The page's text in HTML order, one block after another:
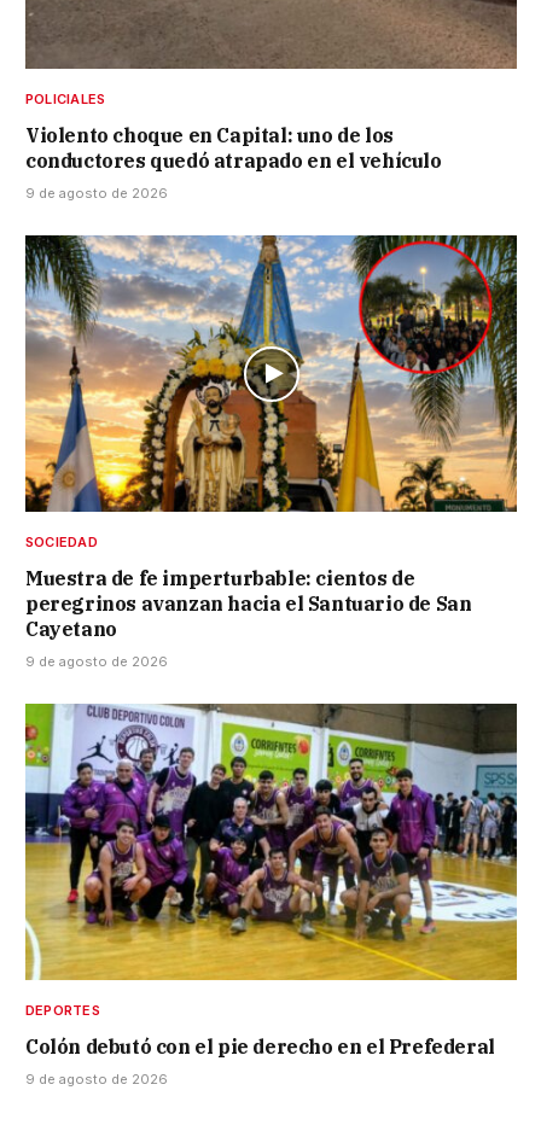
POLICIALES
Violento choque en Capital: uno de los
conductores quedó atrapado en el vehículo
9 de agosto de 2026
SOCIEDAD
Muestra de fe imperturbable: cientos de
peregrinos avanzan hacia el Santuario de San
Cayetano
9 de agosto de 2026
DEPORTES
Colón debutó con el pie derecho en el Prefederal
9 de agosto de 2026